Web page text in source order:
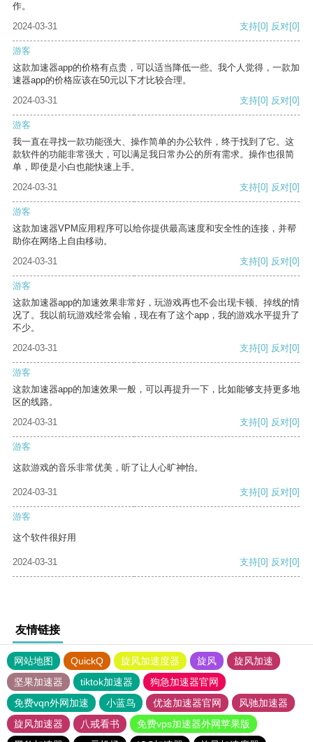
作。
2024-03-31
支持[0] 反对[0]
游客
这款加速器app的价格有点贵，可以适当降低一些。我个人觉得，一款加
速器app的价格应该在50元以下才比较合理。
2024-03-31
支持[0] 反对[0]
游客
我一直在寻找一款功能强大、操作简单的办公软件，终于找到了它。这
款软件的功能非常强大，可以满足我日常办公的所有需求。操作也很简
单，即使是小白也能快速上手。
2024-03-31
支持[0] 反对[0]
游客
这款加速器VPM应用程序可以给你提供最高速度和安全性的连接，并帮
助你在网络上自由移动。
2024-03-31
支持[0] 反对[0]
游客
这款加速器app的加速效果非常好，玩游戏再也不会出现卡顿、掉线的情
况了。我以前玩游戏经常会输，现在有了这个app，我的游戏水平提升了
不少。
2024-03-31
支持[0] 反对[0]
游客
这款加速器app的加速效果一般，可以再提升一下，比如能够支持更多地
区的线路。
2024-03-31
支持[0] 反对[0]
游客
这款游戏的音乐非常优美，听了让人心旷神怡。
2024-03-31 支持[0] 反对[0]
游客
这个软件很好用
2024-03-31 支持[0] 反对[0]
友情链接
网站地图 QuickQ 旋风加速度器 旋风
旋风加速
坚果加速器
tiktok加速器
狗急加速器官网
免费vqn外网加速
小蓝鸟 优途加速器官网
风驰加速器
旋风加速器
八戒看书
免费vps加速器外网苹果版